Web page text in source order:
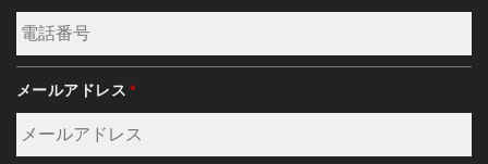
メールアドレス*